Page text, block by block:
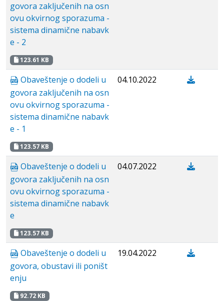
govora zaključenih na osn
ovu okvirnog sporazuma -
sistema dinamične nabavk
e - 2
123.61 KB
Obaveštenje o dodeli u
govora zaključenih na osn
ovu okvirnog sporazuma -
sistema dinamične nabavk
e - 1
123.57 KB
04.10.2022
Obaveštenje o dodeli u
govora zaključenih na osn
ovu okvirnog sporazuma -
sistema dinamične nabavk
e
123.57 KB
04.07.2022
Obaveštenje o dodeli u
govora, obustavi ili poništ
enju
92.72 KB
19.04.2022